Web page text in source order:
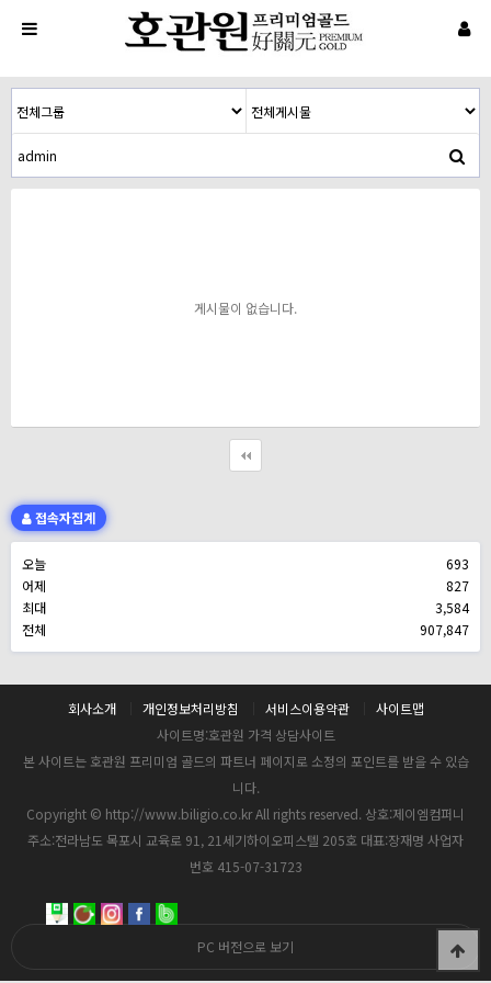
게시물이 없습니다.
접속자집계
오늘
693
어제
827
최대
3,584
전체
907,847
회사소개 개인정보처리방침 서비스이용약관
사이트맵
사이트명:호관원 가격 상담사이트
본 사이트는 호관원 프리미엄 골드의 파트너 페이지로 소정의 포인트를 받을 수 있습
니다.
Copyright © http://www.biligio.co.kr All rights reserved. 상호:제이엠컴퍼니
주소:전라남도 목포시 교육로 91, 21세기하이오피스텔 205호 대표:장재명 사업자
번호 415-07-31723
PC 버전으로 보기